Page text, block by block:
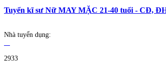
Tuyển kĩ sư Nữ MAY MẶC 21-40 tuổi - CĐ,
Nhà tuyển dụng:
2933